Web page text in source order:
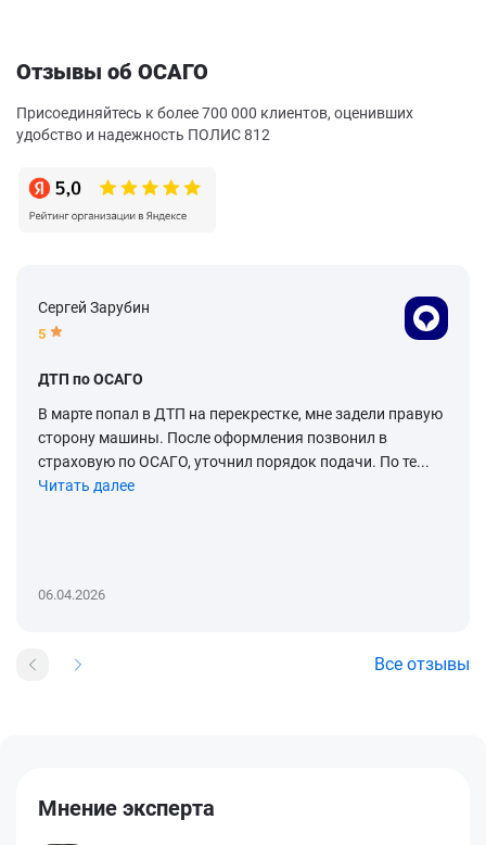
Отзывы об ОСАГО
Присоединяйтесь к более 700 000 клиентов, оценивших
удобство и надежность ПОЛИС 812
Сергей Зарубин
5
ДТП по ОСАГО
В марте попал в ДТП на перекрестке, мне задели правую
сторону машины. После оформления позвонил в
страховую по ОСАГО, уточнил порядок подачи. По те...
Читать далее
06.04.2026
Все отзывы
Мнение эксперта